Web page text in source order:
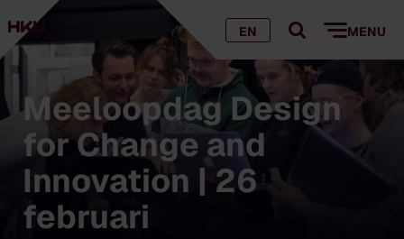
EN MENU
Meeloopdag Design
for Change and
Innovation | 26
februari